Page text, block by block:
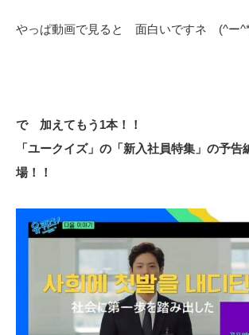
やっぱ動画で見ると 面白いですネ (^ー
で 加えてもう1本！！
「ユークイズ」の「新入社員特集」の予
場！！